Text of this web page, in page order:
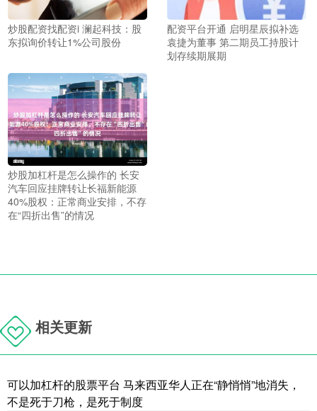
炒股配资找配资i 澜起科技：股
东拟询价转让1%公司股份
配资平台开通 启明星辰拟补选
袁捷为董事 第二期员工持股计
划存续期展期
炒股加杠杆是怎么操作的 长安
汽车回应挂牌转让长福新能源
40%股权：正常商业安排，不存
在“四折出售”的情况
相关更新
可以加杠杆的股票平台 马来西亚华人正在“静悄悄”地消失，
不是死于刀枪，是死于制度